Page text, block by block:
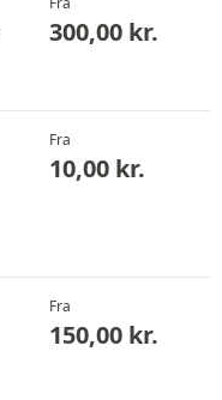
300,00 kr.
Fra
10,00 kr.
Fra
150,00 kr.